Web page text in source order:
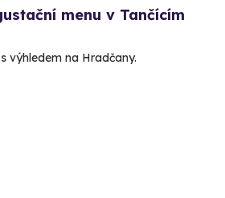
menu v Tančícím
výhledem na Hradčany.